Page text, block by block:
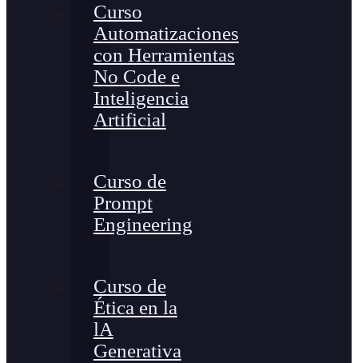
Curso
Automatizaciones
con Herramientas
No Code e
Inteligencia
Artificial
Curso de
Prompt
Engineering
Curso de
Ética en la
lA
Generativa